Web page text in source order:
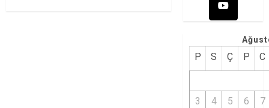
P S Ç P C
3 4 5 6
7